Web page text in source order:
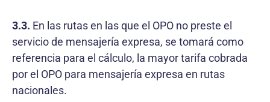
3.3. En las rutas en las que el OPO no preste el
servicio de mensajería expresa, se tomará como
referencia para el cálculo, la mayor tarifa cobrada
por el OPO para mensajería expresa en rutas
nacionales.